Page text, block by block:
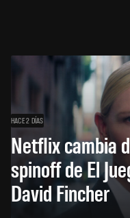
HACE 2 DÍAS
Netflix cambia
spinoff de El
David Fincher